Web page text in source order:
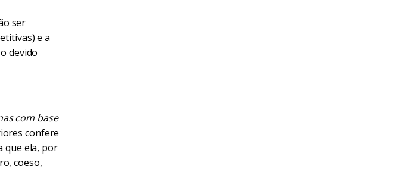
ser
e a
devido
com base
confere
que ela, por
coeso,